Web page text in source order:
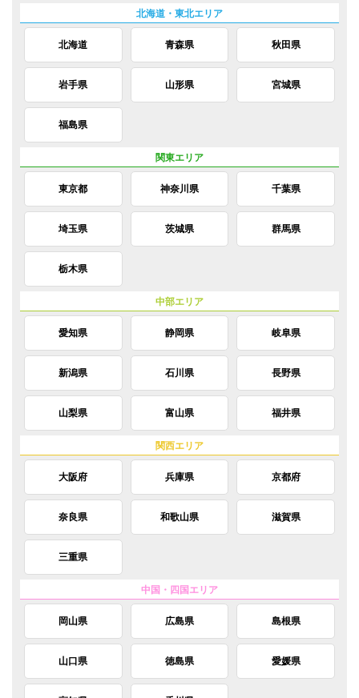
北海道 青森県 秋田県
岩手県 山形県 宮城県
福島県
東京都 神奈川県 千葉県
埼玉県 茨城県 群馬県
栃木県
愛知県 静岡県 岐阜県
新潟県 石川県 長野県
山梨県 富山県 福井県
大阪府 兵庫県 京都府
奈良県 和歌山県 滋賀県
三重県
岡山県 広島県 島根県
山口県 徳島県 愛媛県